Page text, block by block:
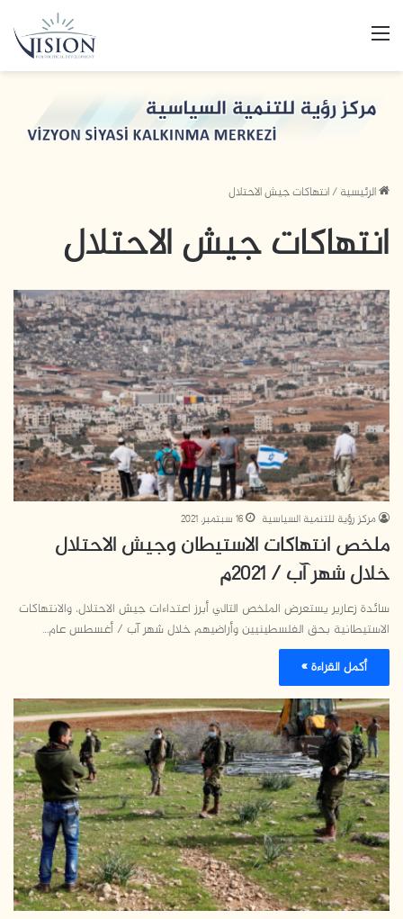
الرئيسية/انتهاكات جيش الاحتلال
انتهاكات جيش الاحتلال
مركز رؤية للتنمية السياسية 16 سبتمبر، 2021
ملخص انتهاكات الاستيطان وجيش الاحتلال
خلال شهر آب / 2021م
سائدة زعارير يستعرض الملخص التالي أبرز اعتداءات جيش الاحتلال، والانتهاكات
الاستيطانية بحق الفلسطينيين وأراضيهم خلال شهر آب / أغسطس عام…
أكمل القراءة »